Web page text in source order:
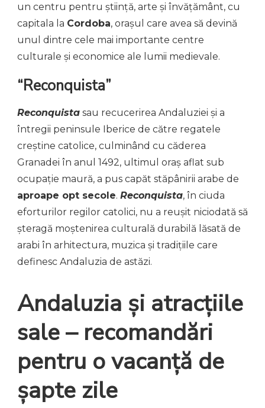
un centru pentru știință, arte și învățământ, cu
capitala la Cordoba, orașul care avea să devină
unul dintre cele mai importante centre
culturale și economice ale lumii medievale.
“Reconquista”
Reconquista sau recucerirea Andaluziei și a
întregii peninsule Iberice de către regatele
creștine catolice, culminând cu căderea
Granadei în anul 1492, ultimul oraș aflat sub
ocupație maură, a pus capăt stăpânirii arabe de
aproape opt secole. Reconquista, în ciuda
eforturilor regilor catolici, nu a reușit niciodată să
șteragă moștenirea culturală durabilă lăsată de
arabi în arhitectura, muzica și tradițiile care
definesc Andaluzia de astăzi.
Andaluzia și atracțiile
sale – recomandări
pentru o vacanță de
șapte zile